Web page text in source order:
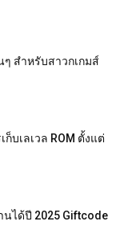
สำหรับสาวกเกมส์
บเลเวล ROM ตั้งแต่
นได้ปี 2025 Giftcode